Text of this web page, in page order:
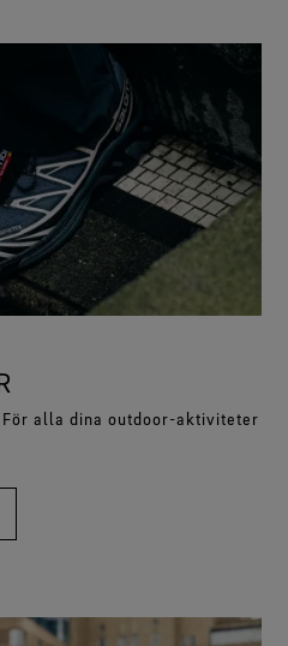
alla dina outdoor-aktiviteter